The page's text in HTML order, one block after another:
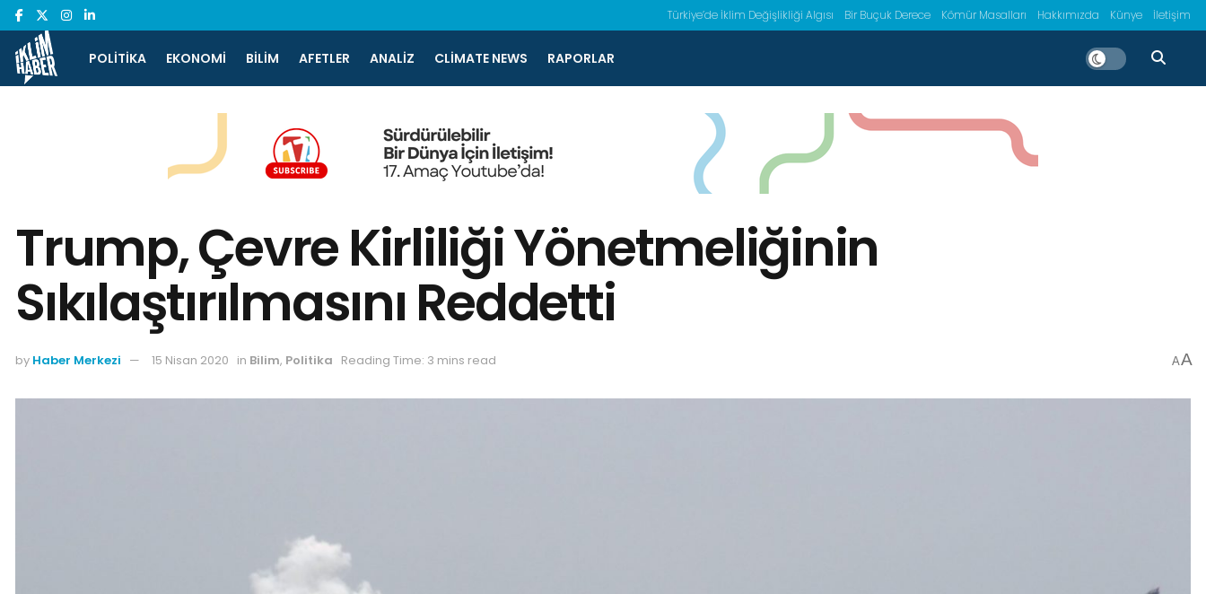
Türkiye’de İklim Değişlikliği Algısı Bir Buçuk Derece Kömür Masalları Hakkımızda Künye İletişim
POLITIKA EKONOMI BILIM AFETLER ANALIZ CLIMATE NEWS RAPORLAR
Trump, Çevre Kirliliği Yönetmeliğinin
Sıkılaştırılmasını Reddetti
by Haber Merkezi 15 Nisan 2020 in Bilim, Politika Reading Time: 3 mins read AA